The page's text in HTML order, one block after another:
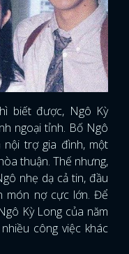
biết được, Ngô Kỳ
ngoại tỉnh. Bố Ngô
trợ gia đình, một
thuận. Thế nhưng,
nhẹ dạ cả tin, đầu
món nợ cực lớn. Để
Kỳ Long của năm
công việc khác